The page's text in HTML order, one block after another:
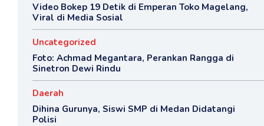
Video Bokep 19 Detik di Emperan Toko Magelang,
Viral di Media Sosial
Uncategorized
Foto: Achmad Megantara, Perankan Rangga di
Sinetron Dewi Rindu
Daerah
Dihina Gurunya, Siswi SMP di Medan Didatangi
Polisi